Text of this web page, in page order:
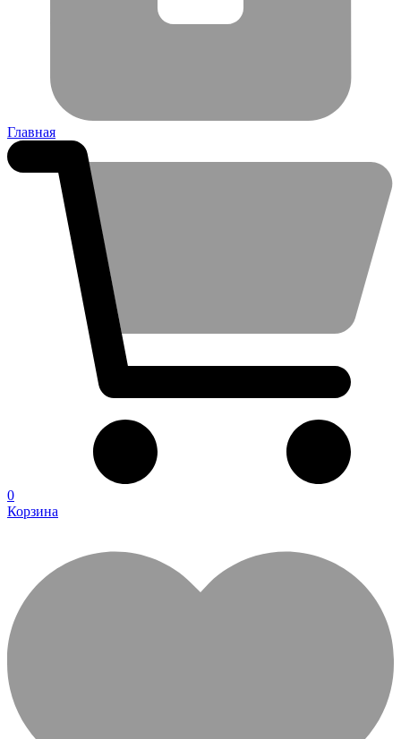
Главная
0
Корзина